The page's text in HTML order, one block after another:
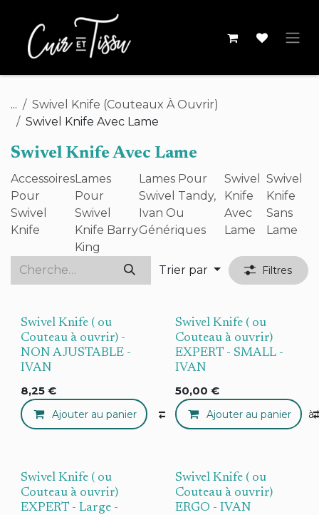
...
Swivel Knife (Couteaux À Ouvrir)
Swivel Knife Avec Lame
Swivel Knife Avec Lame
Accessoires
Pour
Swivel
Knife
Lames
Pour
Swivel
Knife Barry
King
Lames Pour
Swivel Tandy,
Ivan Ou
Génériques
Swivel
Knife
Avec
Lame
Swivel
Knife
Sans
Lame
Trier par Filtres
Swivel Knife ( ou
Couteau à ouvrir) -
NON AJUSTABLE -
IVAN
8,25 €
Ajouter au panier Compare Ajouter à
Swivel Knife ( ou
Couteau à ouvrir)
EXPERT - SMALL -
IVAN
50,00 €
Ajouter au panier
Swivel Knife ( ou
Couteau à ouvrir)
EXPERT - Large -
Swivel Knife ( ou
Couteau à ouvrir)
ERGO - IVAN